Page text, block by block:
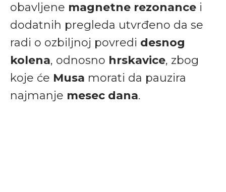
obavljene magnetne rezonance i
dodatnih pregleda utvrđeno da se
radi o ozbiljnoj povredi desnog
kolena, odnosno hrskavice, zbog
koje će Musa morati da pauzira
najmanje mesec dana.